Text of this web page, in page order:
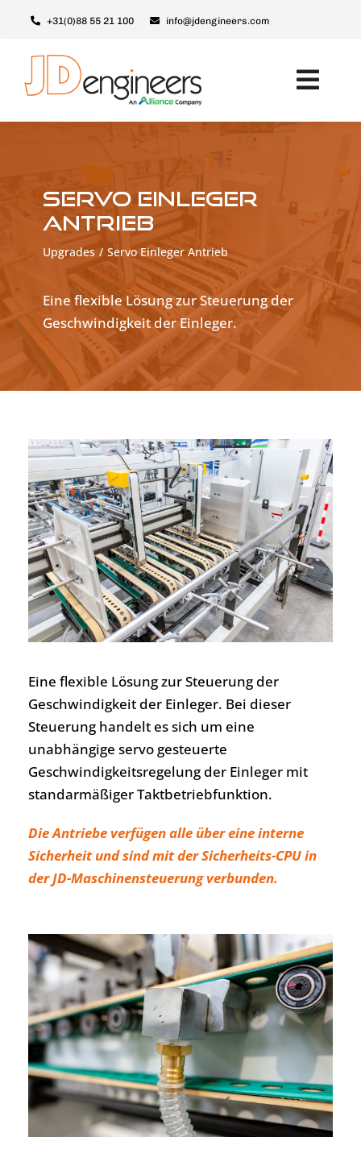
content
+31(0)88 55 21 100 info@jdengineers.com
Upgrades
Support & Service
Kontakt
Servo Einleger
Antrieb
Upgrades Servo Einleger Antrieb
Eine flexible Lösung zur Steuerung der
Geschwindigkeit der Einleger.
Eine flexible Lösung zur Steuerung der
Geschwindigkeit der Einleger. Bei dieser
Steuerung handelt es sich um eine
unabhängige servo gesteuerte
Geschwindigkeitsregelung der Einleger mit
standarmäßiger Taktbetriebfunktion.
Die Antriebe verfügen alle über eine interne
Sicherheit und sind mit der Sicherheits-CPU in
der JD-Maschinensteuerung verbunden.